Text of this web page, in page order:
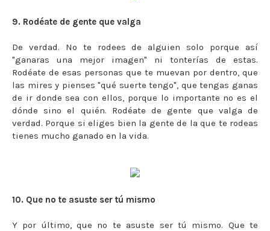
9. Rodéate de gente que valga
De verdad. No te rodees de alguien solo porque así
"ganaras una mejor imagen" ni tonterías de estas.
Rodéate de esas personas que te muevan por dentro, que
las mires y pienses "qué suerte tengo", que tengas ganas
de ir donde sea con ellos, porque lo importante no es el
dónde sino el quién. Rodéate de gente que valga de
verdad. Porque si eliges bien la gente de la que te rodeas
tienes mucho ganado en la vida.
10. Que no te asuste ser tú mismo
Y por último, que no te asuste ser tú mismo. Que te